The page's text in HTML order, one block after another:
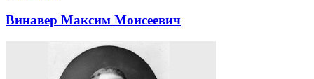
Винавер Максим Моисеевич